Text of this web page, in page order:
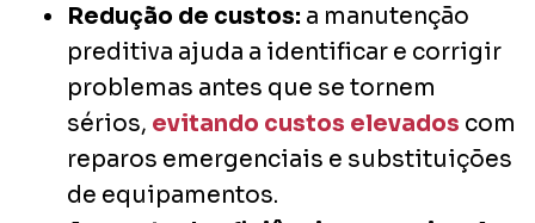
Redução de custos: a manutenção
preditiva ajuda a identificar e corrigir
problemas antes que se tornem
sérios, evitando custos elevados com
reparos emergenciais e substituições
de equipamentos.